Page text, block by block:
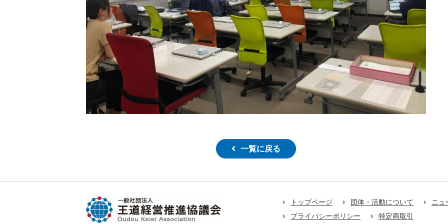
一覧に戻る
トップページ 団体・活動について ニュ
プライバシーポリシー
特定商取引